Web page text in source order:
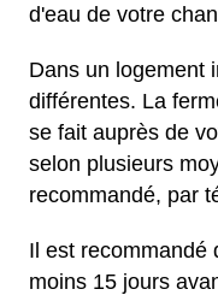
d'eau de votre
Dans un logement
différentes. La
se fait auprès de
selon plusieurs
recommandé, par
Il est recommandé
moins 15 jours